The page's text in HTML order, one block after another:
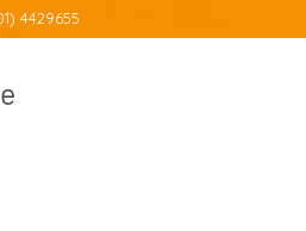
4429655